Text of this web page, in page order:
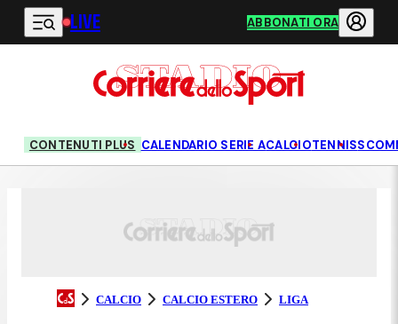
Vai al contenuto principale
LIVE ABBONATI ORA
CONTENUTI PLUS CALENDARIO SERIE ACALCIOTENNIS
CALCIO CALCIO ESTERO LIGA